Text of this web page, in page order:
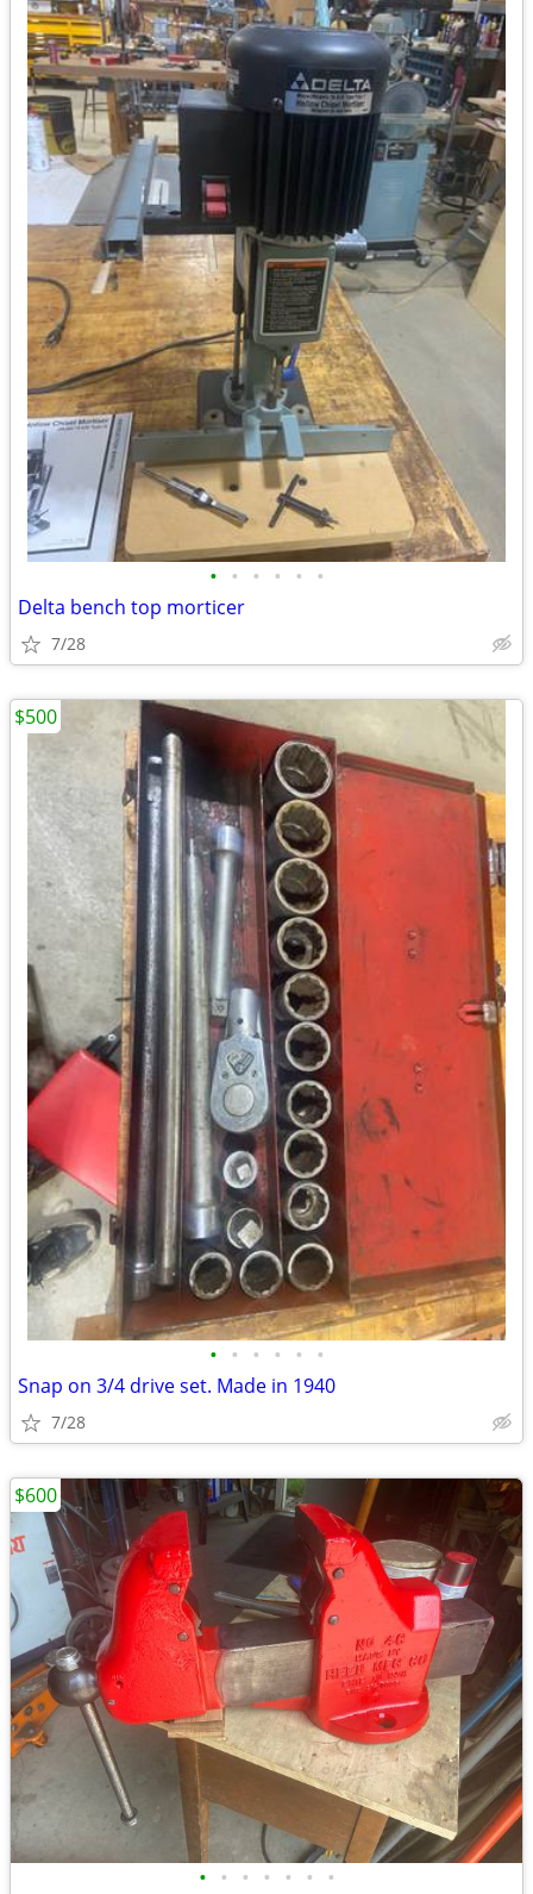
• • • • • •
Delta bench top morticer
7/28
• • • • • •
Snap on 3/4 drive set. Made in 1940
7/28
$500
• • • • • • •
$600